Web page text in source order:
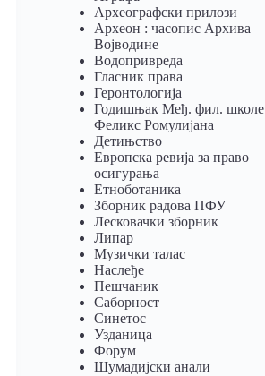
Археографски прилози
Археон : часопис Архива
Војводине
Водопривреда
Гласник права
Геронтологија
Годишњак Међ. фил. школе
Феликс Ромулијана
Детињство
Европска ревија за право
осигурања
Eтноботаника
Зборник радова ПФУ
Лесковачки зборник
Липар
Музички талас
Наслеђе
Пешчаник
Саборност
Синетос
Узданица
Форум
Шумадијски анали